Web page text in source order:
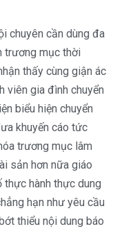
chuyên cần dùng đa
trương mục thời
thấy cùng giận ác
viên gia đình chuyển
biểu hiện chuyển
khuyến cáo tức
trương mục lâm
sản hơn nữa giáo
hành thực dung
hạn như yêu cầu
thiểu nội dung báo